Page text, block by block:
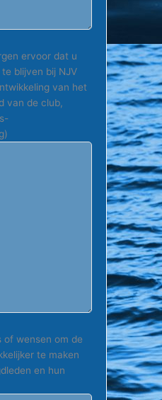
ervoor dat u
blijven bij NJV
van het
van de club,
of wensen om de
te maken
en hun